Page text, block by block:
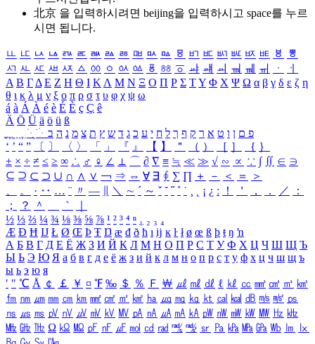
北京 을 입력하시려면 beijing을 입력하시고 space를 누르
시면 됩니다.
ㅥ ㅦ ㅧ ㅨ ㅩ ㅪ ㅫ ㅬ ㅭ ㅮ ㅯ ㅰ ㅱ ㅲ ㅳ ㅴ ㅵ ㅶ ㅷ ㅸ
ㅹ
ㅺ ㅻ ㅼ ㅽ ㅾ ㅿ ㆀ ㆁ ㆂ ㆃ ㆄ ㆅ ㆆ ㆇ ㆈ ㆉ ㆊ ㆋ ㆌ ㆍ
ㆎ
Α Β ΓΔ Ε Ζ Η Θ Ι ΚΛ Μ Ν Ξ Ο Π Ρ Σ ΤΥ Φ Χ Ψ Ω α β γ δ ε ζ η
θ ι κ λ μ ν ξ ο π ρ σ τ υ φ χ ψ ω
á à Á À é è É È ç Ç ê
Ä Ö Ü ä ö ü ß
ִֶֹ ֻּ ׁׂ פ ם ן ו ט א ר ק ף ך ל ח י ע כ ג ד ש ץ ת צ מ נ ה ב
‘ ’ “ ” 〔 〕 〈 〉 「 」 『 』 【 】 ＂ （ ） ［ ］ ｛ ｝
± × ÷ ≠ ≤ ≥ ∞ ∴ ♂ ♀ ∠ ⊥ ⌒ ∂ ∇ ≡ ≒ ≪ ≫ √ ∽ ∝ ∵ ∫ ∬ ∈ ∋
⊆ ⊇ ⊂ ⊃ ∪ ∩ ∧ ∨ ￢ ⇒ ⇔ ∀ ∃ ∮ ∑ ∏ ＋ － ＜ ＝
＞
、
。 · ‥ … ¨ 〃 ― ＼ ∼ ´ ～ ˇ ˘ ˝ ˚ ˙ ¸ ¡ ¿ ː ！ ＇ ， ． ／
：
；
？ ＾ ｀
½ ⅓ ⅔ ¼ ¾ ⅛ ⅜ ⅝ ⅞ ¹ ² ³ ⁴ ⁿ ₁ ₂ ₃ ₄
Æ Ð Ħ Ĳ Ł Ø Œ Þ Ŧ Ŋ æ đ ð ħ ı ĳ ĸ ŀ ł ø œ ß þ ŧ ŋ ŉ
А Б В Г Д Е Ё Ж З И Й К Л М Н О П Р С Т У Ф Х Ц Ч Ш Щ Ъ
Ы Ь Э Ю Я а б в г д е ё ж з и й к л м н о п р с т у ф х ц ч ш щ ъ
ы ь э ю я
′ ″ ℃ Å ￠ ￡ ￥ ¤ ℉ ‰ ＄ ％ Ｆ ￦ ㎕ ㎖ ㎗ ℓ ㎘ ㏄ ㎣ ㎤ ㎥ ㎦
㎙ ㎚ ㎛ ㎜ ㎝ ㎞ ㎟ ㎠ ㎡ ㎢ ㏊ ㎍ ㎎ ㎏ ㏏ ㎈ ㎉ ㏈ ㎧ ㎨ ㎰
㎱ ㎲ ㎳ ㎴ ㎵ ㎶ ㎷ ㎸ ㎹ ㎀ ㎁ ㎂ ㎃ ㎄ ㎺ ㎻ ㎽ ㎾ ㎿ ㎐ ㎑
㎒ ㎓ ㎔ Ω ㏀ ㏁ ㎊ ㎋ ㎌ ㏖ ㏅ ㎭ ㎮ ㎯ ㏛ ㎩ ㎪ ㎫ ㎬ ㏝ ㏐
㏓